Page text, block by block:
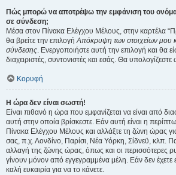
Πώς μπορώ να αποτρέψω την εμφάνιση του
σε σύνδεση;
Μέσα στον Πίνακα Ελέγχου Μέλους, στην καρτέλα
θα βρείτε την επιλογήΑπόκρυψη των στοιχείων μου
σύνδεσης. Ενεργοποιήστε αυτή την επιλογή και θα
διαχειριστές, συντονιστές και εσάς. Θα
Κορυφή
Η ώρα δεν είναι σωστή!
Είναι πιθανό η ώρα που εμφανίζεται να είναι από
αυτή στην οποία βρίσκεστε. Εάν αυτή είναι η
Πίνακα Ελέγχου Μέλους και αλλάξτε τη ζώνη ώρας
σας, π.χ. Λονδίνο, Παρίσι, Νέα Υόρκη, Σίδνεϋ, κλπ.
αλλαγή της ζώνης ώρας, όπως και οι περισσότερες
γίνουν μόνον από εγγεγραμμένα μέλη. Εάν δεν έχετε
καλή ευκαιρία για να το κάνετε.